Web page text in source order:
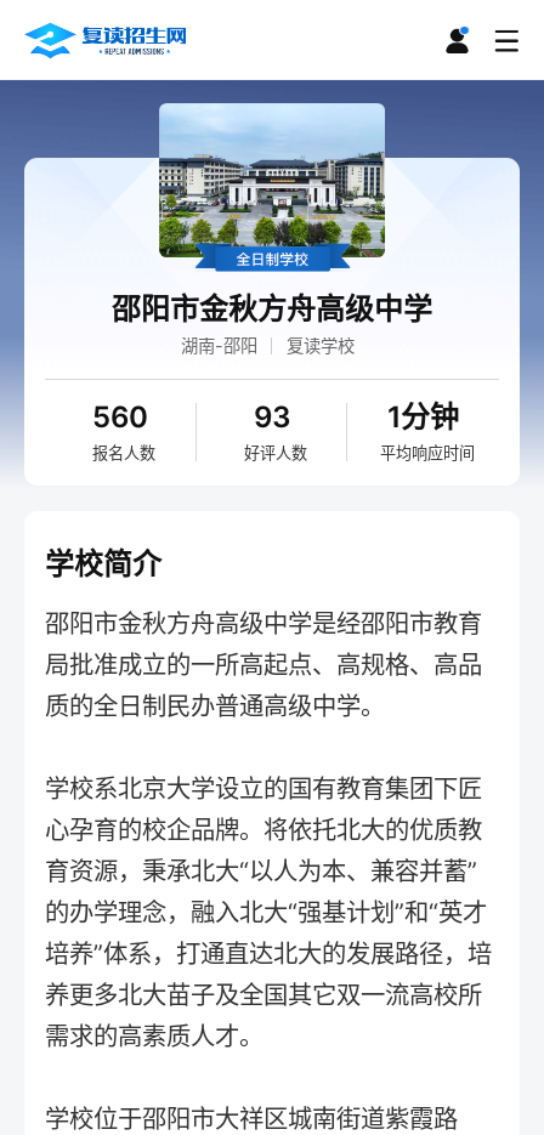
邵阳市金秋方舟高级中学
湖南-邵阳 复读学校
560
报名人数
93
好评人数
1分钟
平均响应时间
学校简介
邵阳市金秋方舟高级中学是经邵阳市教育
局批准成立的一所高起点、高规格、高品
质的全日制民办普通高级中学。
学校系北京大学设立的国有教育集团下匠
心孕育的校企品牌。将依托北大的优质教
育资源，秉承北大“以人为本、兼容并蓄”
的办学理念，融入北大“强基计划”和“英才
培养”体系，打通直达北大的发展路径，培
养更多北大苗子及全国其它双一流高校所
需求的高素质人才。
学校位于邵阳市大祥区城南街道紫霞路